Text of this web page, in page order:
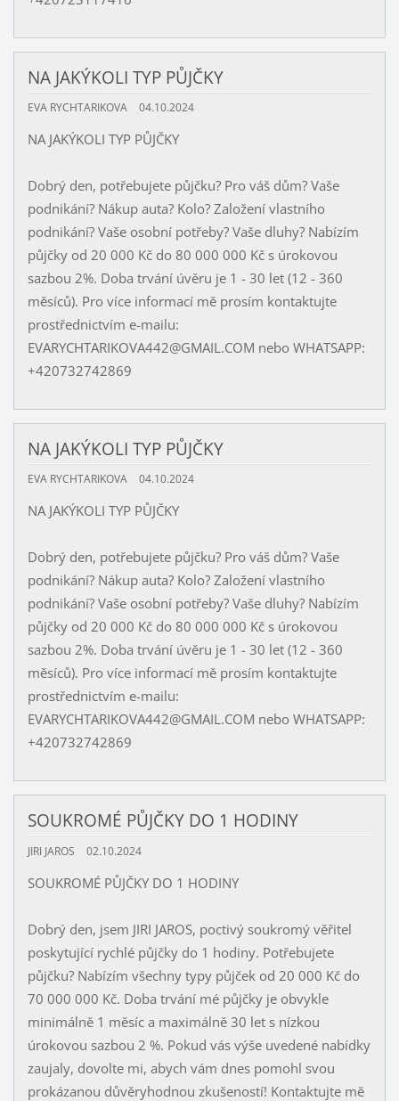
NA JAKÝKOLI TYP PŮJČKY
EVA RYCHTARIKOVA 04.10.2024
NA JAKÝKOLI TYP PŮJČKY
Dobrý den, potřebujete půjčku? Pro váš dům? Vaše
podnikání? Nákup auta? Kolo? Založení vlastního
podnikání? Vaše osobní potřeby? Vaše dluhy? Nabízím
půjčky od 20 000 Kč do 80 000 000 Kč s úrokovou
sazbou 2%. Doba trvání úvěru je 1 - 30 let (12 - 360
měsíců). Pro více informací mě prosím kontaktujte
prostřednictvím e-mailu:
EVARYCHTARIKOVA442@GMAIL.COM nebo WHATSAPP:
+420732742869
NA JAKÝKOLI TYP PŮJČKY
EVA RYCHTARIKOVA 04.10.2024
NA JAKÝKOLI TYP PŮJČKY
Dobrý den, potřebujete půjčku? Pro váš dům? Vaše
podnikání? Nákup auta? Kolo? Založení vlastního
podnikání? Vaše osobní potřeby? Vaše dluhy? Nabízím
půjčky od 20 000 Kč do 80 000 000 Kč s úrokovou
sazbou 2%. Doba trvání úvěru je 1 - 30 let (12 - 360
měsíců). Pro více informací mě prosím kontaktujte
prostřednictvím e-mailu:
EVARYCHTARIKOVA442@GMAIL.COM nebo WHATSAPP:
+420732742869
SOUKROMÉ PŮJČKY DO 1 HODINY
JIRI JAROS 02.10.2024
SOUKROMÉ PŮJČKY DO 1 HODINY
Dobrý den, jsem JIRI JAROS, poctivý soukromý věřitel
poskytující rychlé půjčky do 1 hodiny. Potřebujete
půjčku? Nabízím všechny typy půjček od 20 000 Kč do
70 000 000 Kč. Doba trvání mé půjčky je obvykle
minimálně 1 měsíc a maximálně 30 let s nízkou
úrokovou sazbou 2 %. Pokud vás výše uvedené nabídky
zaujaly, dovolte mi, abych vám dnes pomohl svou
prokázanou důvěryhodnou zkušeností! Kontaktujte mě